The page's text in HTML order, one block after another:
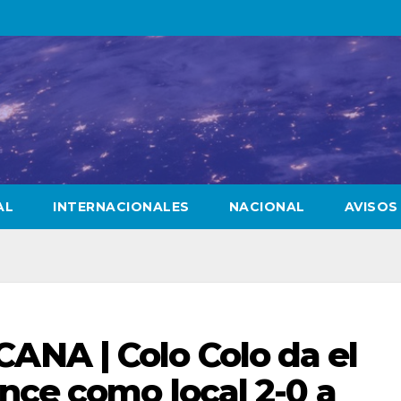
INTERNACIONALES NACIONAL
| Colo Colo da el
como local 2-0 a